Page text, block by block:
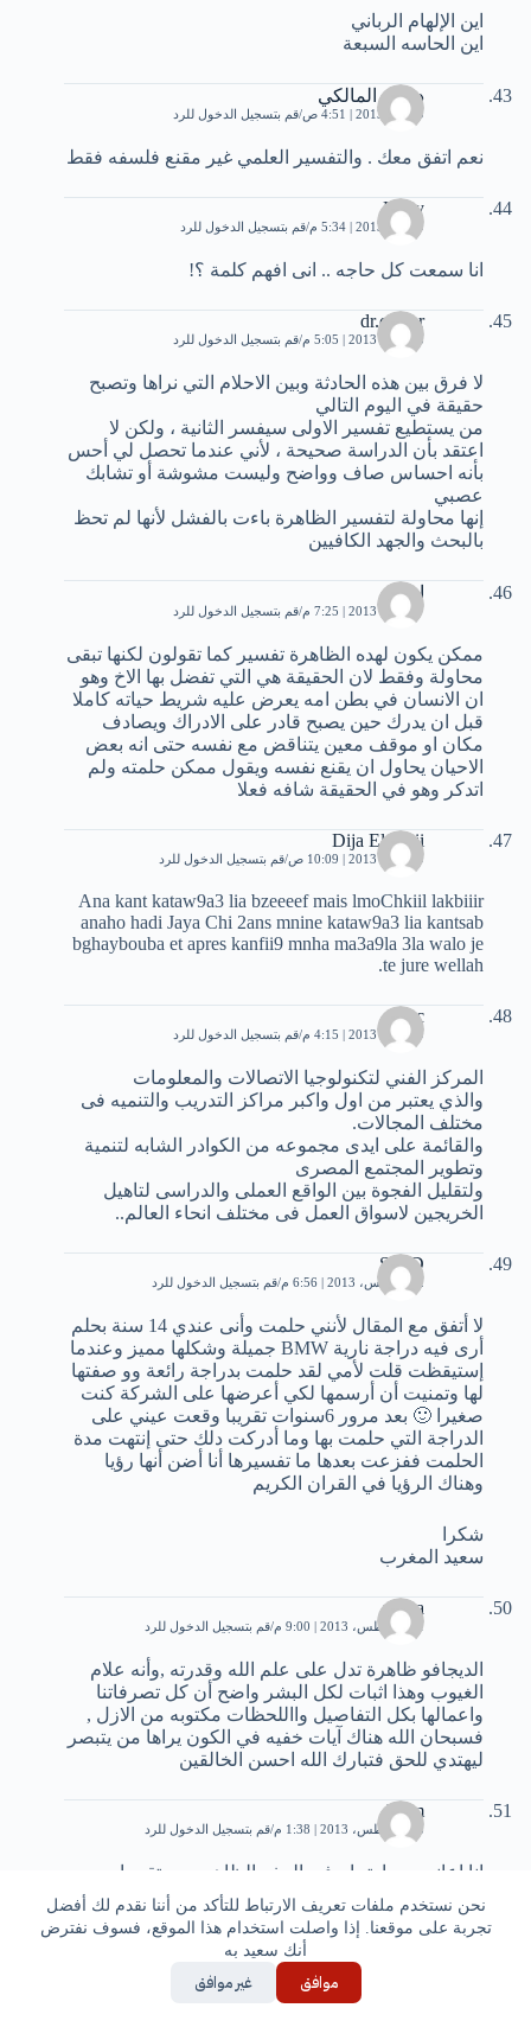
نحن نستخدم ملفات تعريف الارتباط للتأكد من أننا نقدم لك أفضل
تجربة على موقعنا. إذا واصلت استخدام هذا الموقع، فسوف نفترض
أنك سعيد به
موافق غير موافق
اين الإلهام الرباني
اين الحاسه السبعة
د.امل المالكي
9 مايو، 2013 | 4:51 ص قم بتسجيل الدخول للرد
نعم اتفق معك . والتفسير العلمي غير مقنع فلسفه فقط
Ruby
9 مايو، 2013 | 5:34 م قم بتسجيل الدخول للرد
انا سمعت كل حاجه .. انى افهم كلمة ؟!
dr.clever
13 مايو، 2013 | 5:05 م قم بتسجيل الدخول للرد
لا فرق بين هذه الحادثة وبين الاحلام التي نراها وتصبح
حقيقة في اليوم التالي
من يستطيع تفسير الاولى سيفسر الثانية ، ولكن لا
اعتقد بأن الدراسة صحيحة ، لأني عندما تحصل لي أحس
بأنه احساس صاف وواضح وليست مشوشة أو تشابك
عصبي
إنها محاولة لتفسير الظاهرة باءت بالفشل لأنها لم تحظ
بالبحث والجهد الكافيين
امينة
27 مايو، 2013 | 7:25 م قم بتسجيل الدخول للرد
ممكن يكون لهده الظاهرة تفسير كما تقولون لكنها تبقى
محاولة وفقط لان الحقيقة هي التي تفضل بها الاخ وهو
ان الانسان في بطن امه يعرض عليه شريط حياته كاملا
قبل ان يدرك حين يصبح قادر على الادراك ويصادف
مكان او موقف معين يتناقض مع نفسه حتى انه بعض
الاحيان يحاول ان يقنع نفسه ويقول ممكن حلمته ولم
اتدكر وهو في الحقيقة شافه فعلا
Dija El Fraii
29 مايو، 2013 | 10:09 ص قم بتسجيل الدخول للرد
Ana kant kataw9a3 lia bzeeeef mais lmoChkiil lakbiiir
anaho hadi Jaya Chi 2ans mnine kataw9a3 lia kantsab
bghaybouba et apres kanfii9 mnha ma3a9la 3la walo je
te jure wellah.
ictc
29 مايو، 2013 | 4:15 م قم بتسجيل الدخول للرد
المركز الفني لتكنولوجيا الاتصالات والمعلومات
والذي يعتبر من اول واكبر مراكز التدريب والتنميه فى
مختلف المجالات.
والقائمة على ايدى مجموعه من الكوادر الشابه لتنمية
وتطوير المجتمع المصرى
ولتقليل الفجوة بين الواقع العملى والدراسى لتاهيل
الخريجين لاسواق العمل فى مختلف انحاء العالم..
SAID
2 أغسطس، 2013 | 6:56 م قم بتسجيل الدخول للرد
لا أتفق مع المقال لأنني حلمت وأنى عندي 14 سنة بحلم
أرى فيه دراجة نارية BMW جميلة وشكلها مميز وعندما
إستيقظت قلت لأمي لقد حلمت بدراجة رائعة وو صفتها
لها وتمنيت أن أرسمها لكي أعرضها على الشركة كنت
صغيرا 🙂 بعد مرور 6سنوات تقريبا وقعت عيني على
الدراجة التي حلمت بها وما أدركت دلك حتى إنتهت مدة
الحلمت ففزعت بعدها ما تفسيرها أنا أضن أنها رؤيا
وهناك الرؤيا في القران الكريم
شكرا
سعيد المغرب
mona
21 أغسطس، 2013 | 9:00 م قم بتسجيل الدخول للرد
الديجافو ظاهرة تدل على علم الله وقدرته ,وأنه علام
الغيوب وهذا اثبات لكل البشر واضح أن كل تصرفاتنا
واعمالها بكل التفاصيل وااللحظات مكتوبه من الازل ,
فسبحان الله هناك آيات خفيه في الكون يراها من يتبصر
ليهتدي للحق فتبارك الله احسن الخالقين
islam
28 أغسطس، 2013 | 1:38 م قم بتسجيل الدخول للرد
انا اعاني من ارتجاج في المخ والظاهره ديه تقريبا
بتحصلي يوميا بنسبه كبيره في جميع افعال حياتي
قم بتسجيل الدخول للرد
ها الظاهرة تحصل لاصحاب الضغط المنخفض انا كثير